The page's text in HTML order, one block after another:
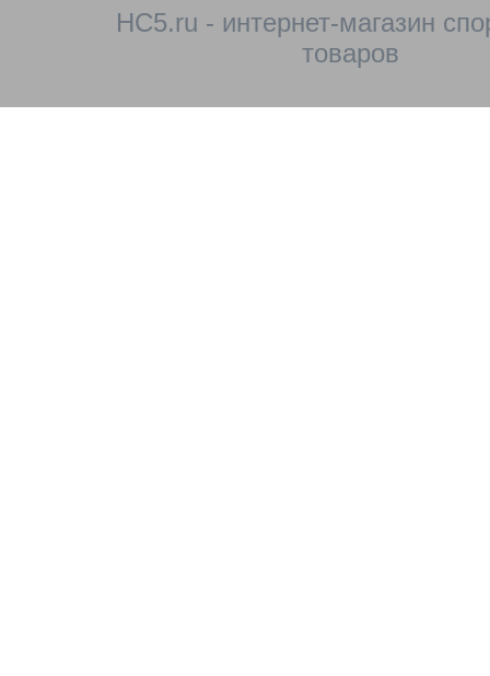
HC5.ru - интернет-магазин
товаров